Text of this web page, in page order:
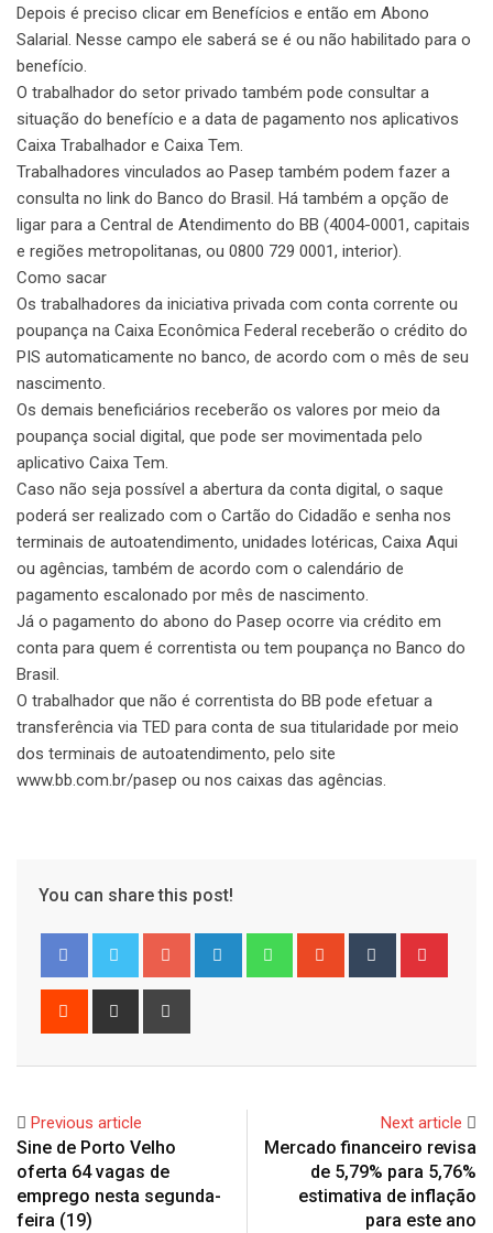
Depois é preciso clicar em Benefícios e então em Abono
Salarial. Nesse campo ele saberá se é ou não habilitado para o
benefício.
O trabalhador do setor privado também pode consultar a
situação do benefício e a data de pagamento nos aplicativos
Caixa Trabalhador e Caixa Tem.
Trabalhadores vinculados ao Pasep também podem fazer a
consulta no link do Banco do Brasil. Há também a opção de
ligar para a Central de Atendimento do BB (4004-0001, capitais
e regiões metropolitanas, ou 0800 729 0001, interior).
Como sacar
Os trabalhadores da iniciativa privada com conta corrente ou
poupança na Caixa Econômica Federal receberão o crédito do
PIS automaticamente no banco, de acordo com o mês de seu
nascimento.
Os demais beneficiários receberão os valores por meio da
poupança social digital, que pode ser movimentada pelo
aplicativo Caixa Tem.
Caso não seja possível a abertura da conta digital, o saque
poderá ser realizado com o Cartão do Cidadão e senha nos
terminais de autoatendimento, unidades lotéricas, Caixa Aqui
ou agências, também de acordo com o calendário de
pagamento escalonado por mês de nascimento.
Já o pagamento do abono do Pasep ocorre via crédito em
conta para quem é correntista ou tem poupança no Banco do
Brasil.
O trabalhador que não é correntista do BB pode efetuar a
transferência via TED para conta de sua titularidade por meio
dos terminais de autoatendimento, pelo site
www.bb.com.br/pasep ou nos caixas das agências.
You can share this post!
Google+ LinkedIn WhatsappStumbleUpon
Tumblr
Reddit
Share
Previous article
Sine de Porto Velho
oferta 64 vagas de
emprego nesta segunda-
feira (19)
Next article
Mercado financeiro revisa
de 5,79% para 5,76%
estimativa de inflação
para este ano